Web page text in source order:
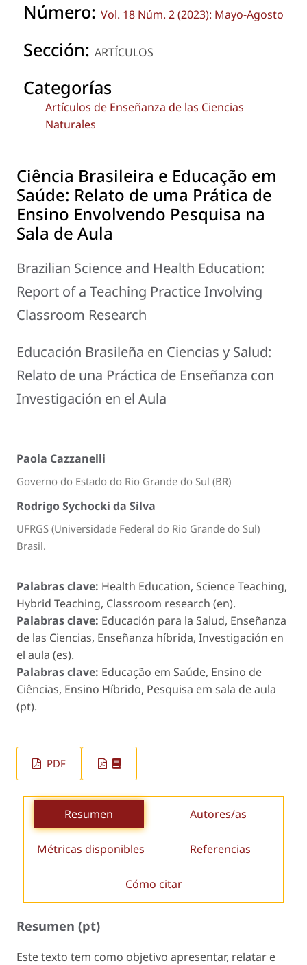
Número: Vol. 18 Núm. 2 (2023): Mayo-Agosto
Sección: ARTÍCULOS
Categorías
Artículos de Enseñanza de las Ciencias
Naturales
Ciência Brasileira e Educação em
Saúde: Relato de uma Prática de
Ensino Envolvendo Pesquisa na
Sala de Aula
Brazilian Science and Health Education:
Report of a Teaching Practice Involving
Classroom Research
Educación Brasileña en Ciencias y Salud:
Relato de una Práctica de Enseñanza con
Investigación en el Aula
Paola Cazzanelli
Governo do Estado do Rio Grande do Sul (BR)
Rodrigo Sychocki da Silva
UFRGS (Universidade Federal do Rio Grande do Sul)
Brasil.
Palabras clave: Health Education, Science Teaching,
Hybrid Teaching, Classroom research (en).
Palabras clave: Educación para la Salud, Enseñanza
de las Ciencias, Enseñanza híbrida, Investigación en
el aula (es).
Palabras clave: Educação em Saúde, Ensino de
Ciências, Ensino Híbrido, Pesquisa em sala de aula
(pt).
PDF
Resumen Autores/as
Métricas disponibles Referencias
Cómo citar
Resumen (pt)
Este texto tem como objetivo apresentar, relatar e